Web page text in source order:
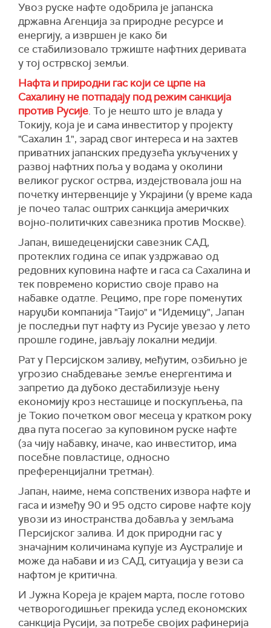
Увоз руске нафте одобрила је јапанска
државна Агенција за природне ресурсе и
енергију, а извршен је како би
се стабилизовало тржиште нафтних деривата
у тој острвској земљи.
Нафта и природни гас који се црпе на
Сахалину не потпадају под режим санкција
против Русије. То је нешто што је влада у
Токију, која је и сама инвеститор у пројекту
"Сахалин 1", зарад свог интереса и на захтев
приватних јапанских предузећа укључених у
развој нафтних поља у водама у околини
великог руског острва, издејствовала још на
почетку интервенције у Украјини (у време када
је почео талас оштрих санкција америчких
војно-политичких савезника против Москве).
Јапан, вишедеценијски савезник САД,
протеклих година се ипак уздржавао од
редовних куповина нафте и гаса са Сахалина и
тек повремено користио своје право на
набавке одатле. Рецимо, пре горе поменутих
наруџби компанија "Таијо" и "Идемицу", Јапан
је последњи пут нафту из Русије увезао у лето
прошле године, јављају локални медији.
Рат у Персијском заливу, међутим, озбиљно је
угрозио снабдевање земље енергентима и
запретио да дубоко дестабилизује њену
економију кроз несташице и поскупљења, па
је Токио почетком овог месеца у кратком року
два пута посегао за куповином руске нафте
(за чију набавку, иначе, као инвеститор, има
посебне повластице, односно
преференцијални третман).
Јапан, наиме, нема сопствених извора нафте и
гаса и између 90 и 95 одсто сирове нафте коју
увози из иностранства добавља у земљама
Персијског залива. И док природни гас у
значајним количинама купује из Аустралије и
може да набави и из САД, ситуација у вези са
нафтом је критична.
И Јужна Кореја је крајем марта, после готово
четворогодишњег прекида услед економских
санкција Русији, за потребе својих рафинерија